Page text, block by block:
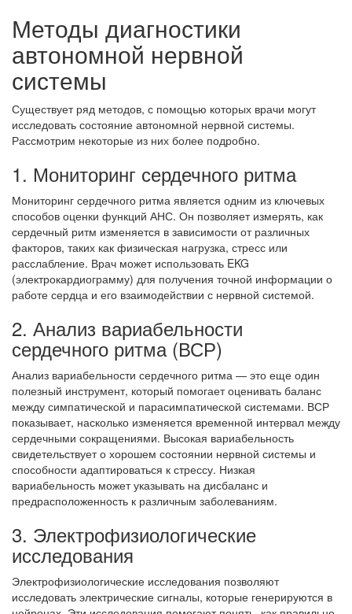
Методы диагностики
автономной нервной
системы
Существует ряд методов, с помощью которых врачи могут
исследовать состояние автономной нервной системы.
Рассмотрим некоторые из них более подробно.
1. Мониторинг сердечного ритма
Мониторинг сердечного ритма является одним из ключевых
способов оценки функций АНС. Он позволяет измерять, как
сердечный ритм изменяется в зависимости от различных
факторов, таких как физическая нагрузка, стресс или
расслабление. Врач может использовать EKG
(электрокардиограмму) для получения точной информации о
работе сердца и его взаимодействии с нервной системой.
2. Анализ вариабельности
сердечного ритма (ВСР)
Анализ вариабельности сердечного ритма — это еще один
полезный инструмент, который помогает оценивать баланс
между симпатической и парасимпатической системами. ВСР
показывает, насколько изменяется временной интервал между
сердечными сокращениями. Высокая вариабельность
свидетельствует о хорошем состоянии нервной системы и
способности адаптироваться к стрессу. Низкая
вариабельность может указывать на дисбаланс и
предрасположенность к различным заболеваниям.
3. Электрофизиологические
исследования
Электрофизиологические исследования позволяют
исследовать электрические сигналы, которые генерируются в